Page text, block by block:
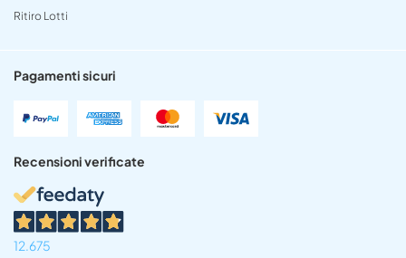
Ritiro Lotti
Pagamenti sicuri
Recensioni verificate
12.675